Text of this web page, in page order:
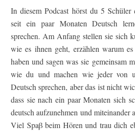
In diesem Podcast hörst du 5
seit ein paar Monaten Deutsch
sprechen. Am Anfang stellen sie sich
wie es ihnen geht, erzählen warum
haben und sagen was sie gemeinsam
wie du und machen wie jeder von
Deutsch sprechen, aber das ist nicht
dass sie nach ein paar Monaten sich
deutsch aufzunehmen und miteinander
Viel Spaβ beim Hören und trau dich